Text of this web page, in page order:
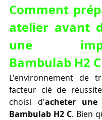
Comment
atelier avant
une
Bambulab H2
L'environnement de
facteur clé de
choisi d'acheter
Bambulab H2 C. Bien